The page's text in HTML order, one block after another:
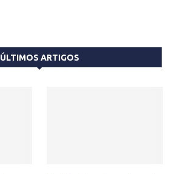
ÚLTIMOS ARTIGOS